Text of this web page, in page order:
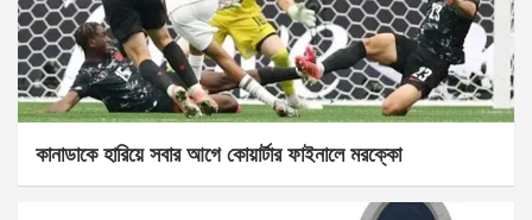
কানাডাকে হারিয়ে সবার আগে কোয়ার্টার ফাইনালে মরক্কো